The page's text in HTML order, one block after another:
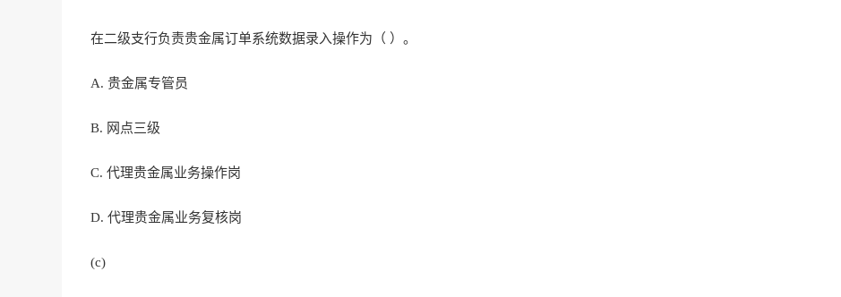
在二级支行负责贵金属订单系统数据录入操作为（ ）。
A. 贵金属专管员
B. 网点三级
C. 代理贵金属业务操作岗
D. 代理贵金属业务复核岗
(c)